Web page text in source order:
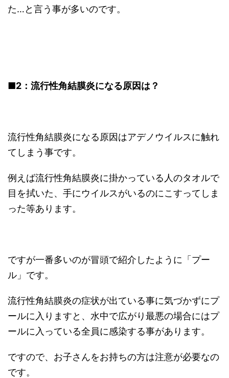
た…と言う事が多いのです。
■2 ：流行性角結膜炎になる原因は？
流行性角結膜炎になる原因はアデノウイルスに触れ
てしまう事です。
例えば流行性角結膜炎に掛かっている人のタオルで
目を拭いた、手にウイルスがいるのにこすってしま
った等あります。
ですが一番多いのが冒頭で紹介したように「プー
ル」です。
流行性角結膜炎の症状が出ている事に気づかずにプ
ールに入りますと、水中で広がり最悪の場合にはプ
ールに入っている全員に感染する事があります。
ですので、お子さんをお持ちの方は注意が必要なの
です。